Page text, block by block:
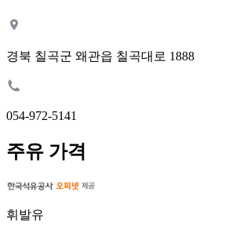
경북 칠곡군 왜관읍 칠곡대로 1888
054-972-5141
주유 가격
휘발유